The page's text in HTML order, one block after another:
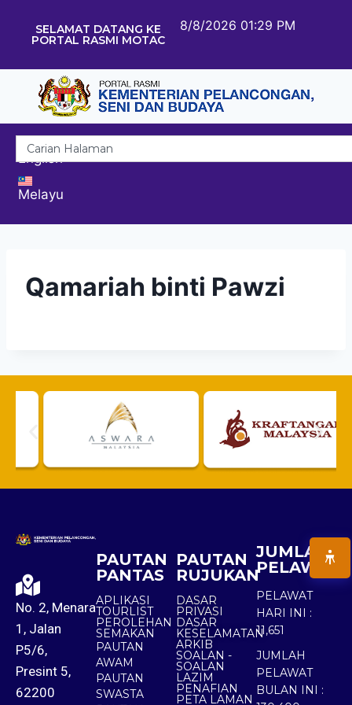
SELAMAT DATANG KE
PORTAL RASMI MOTAC
8/8/2026 01:29 PM
English
Melayu
Qamariah binti Pawzi
No. 2, Menara
1, Jalan
P5/6,
Presint 5,
62200
PAUTAN
PANTAS
APLIKASI
TOURLIST
PEROLEHAN
SEMAKAN
PAUTAN
AWAM
PAUTAN
SWASTA
PAUTAN
RUJUKAN
DASAR
PRIVASI
DASAR
KESELAMATAN
ARKIB
SOALAN -
SOALAN
LAZIM
PENAFIAN
PETA LAMAN
JUMLAH
PELAWAT
PELAWAT
HARI INI :
11,651
JUMLAH
PELAWAT
BULAN INI :